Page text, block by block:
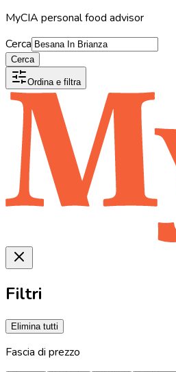
MyCIA personal food advisor
Cerca
Cerca
Ordina e filtra
Filtri
Elimina tutti
Fascia di prezzo